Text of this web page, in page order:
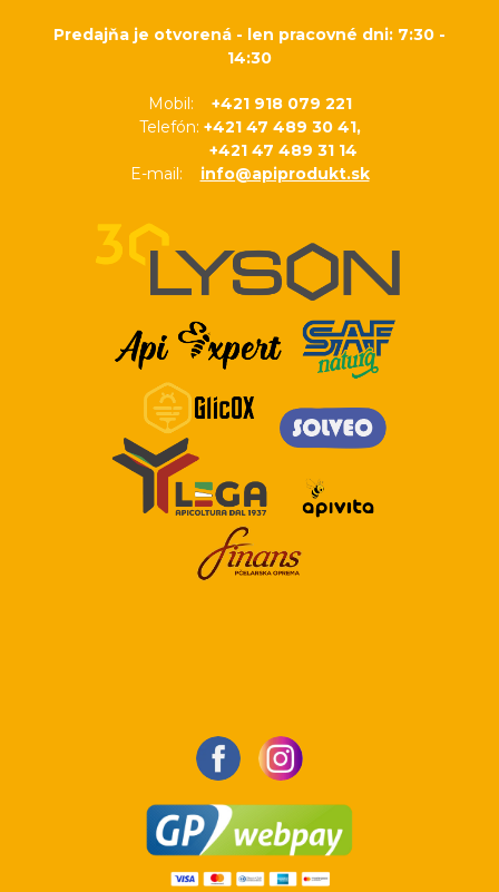
Predajňa je otvorená - len pracovné dni: 7:30 -
14:30
Mobil: +421 918 079 221
Telefón: +421 47 489 30 41,
+421 47 489 31 14
E-mail: info@apiprodukt.sk